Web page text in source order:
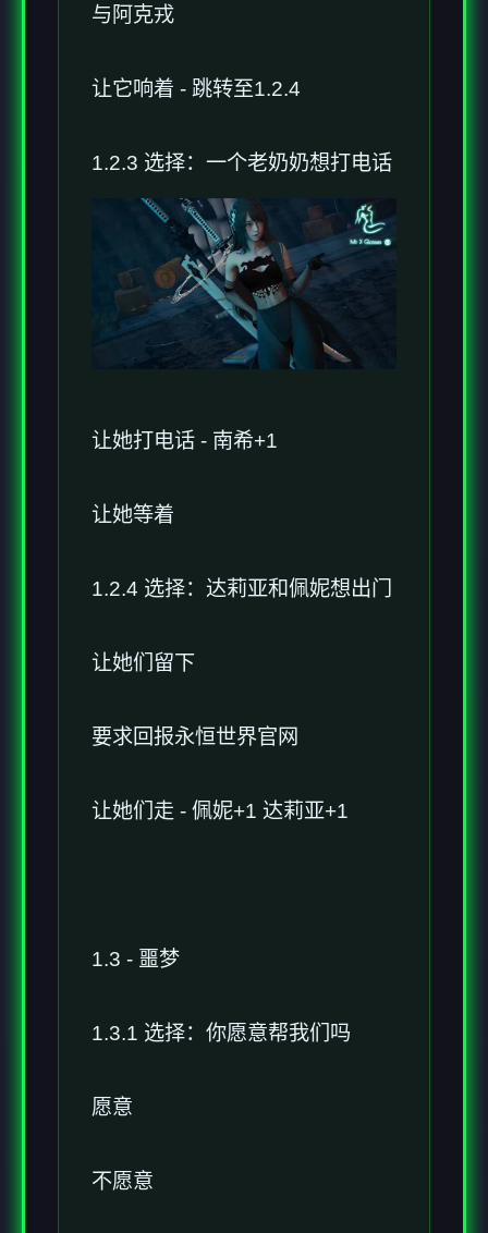
与阿克戎
让它响着 - 跳转至1.2.4
1.2.3 选择：一个老奶奶想打电话
让她打电话 - 南希+1
让她等着
1.2.4 选择：达莉亚和佩妮想出门
让她们留下
要求回报永恒世界官网
让她们走 - 佩妮+1 达莉亚+1
1.3 - 噩梦
1.3.1 选择：你愿意帮我们吗
愿意
不愿意